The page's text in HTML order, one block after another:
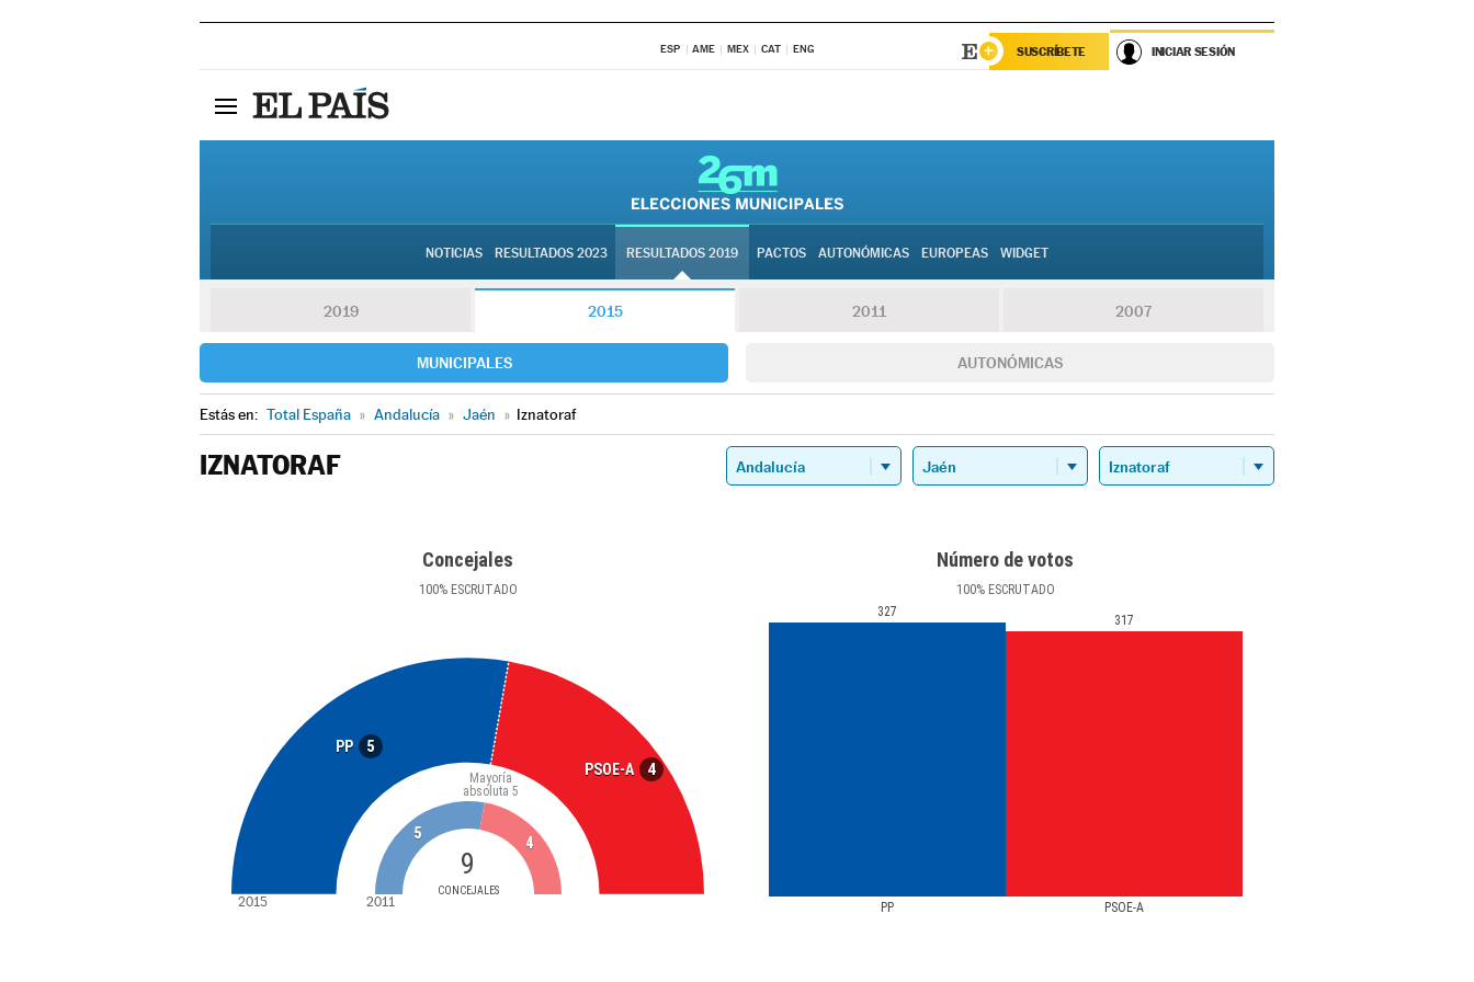
ESP AME MEX CAT ENG SUSCRÍBETE INICIAR SESIÓN
NOTICIAS RESULTADOS 2023 RESULTADOS 2019 PACTOS AUTONÓMICAS EUROPEAS WIDGET
2019 2015 2011 2007
MUNICIPALES AUTONÓMICAS
Estás en: Total España » Andalucía » Jaén » Iznatoraf
IZNATORAF
Concejales
100%ESCRUTADO
PP 5
PSOE-A 4
9
CONCEJALES
Mayoría
absoluta 5
5
4
2015 2011
Número de votos
100%ESCRUTADO
PP PSOE-A
327
317